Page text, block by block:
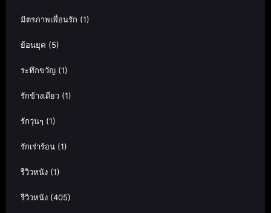
มิตรภาพเพื่อนรัก (1)
ย้อนยุค (5)
ระทึกขวัญ (1)
รักข้างเดียว (1)
รักวุ่นๆ (1)
รักเร่าร้อน (1)
รีวิวหนัง (1)
รีวิวหนัง (405)